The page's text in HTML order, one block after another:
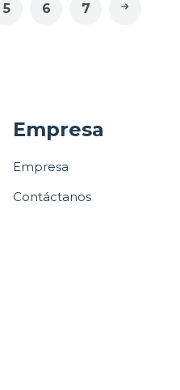
5 6 7
Empresa
Empresa
Contáctanos